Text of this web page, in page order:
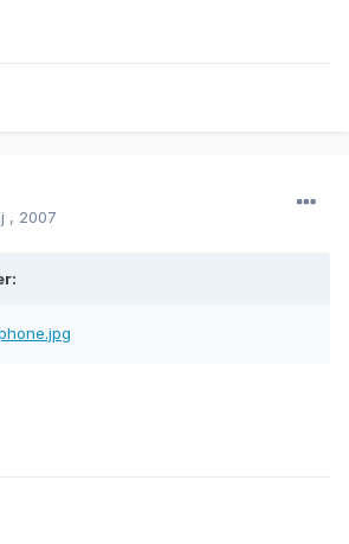
, 2007